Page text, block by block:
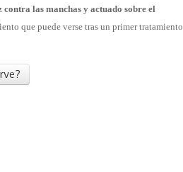
las manchas y actuado sobre el
que puede verse tras un primer tratamiento